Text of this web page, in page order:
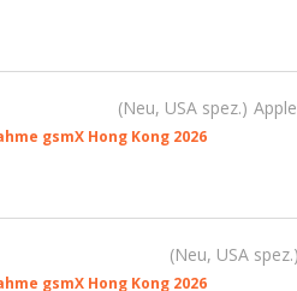
Neu, USA spez. Apple
gsmX Hong Kong 2026
Neu, USA spez.
gsmX Hong Kong 2026